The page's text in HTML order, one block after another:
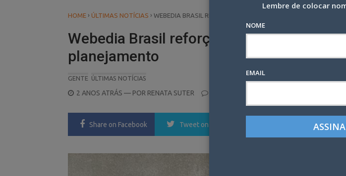
HOME › ÚLTIMAS NOTÍCIAS › WEBEDIA BRASIL REFORÇA TIME COMERCIAL E DE
Webedia Brasil reforça time comercial e
planejamento
GENTE ÚLTIMAS NOTÍCIAS
POSTED
2 ANOS ATRÁS — POR RENATA SUTER
Share on Facebook Tweet on Twitter LinkedIn
Lembre de colocar
NOME
EMAIL